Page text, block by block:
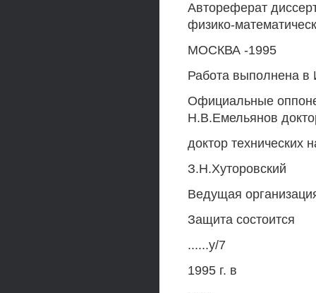
Автореферат
физико-
МОСКВА -1995
Работа выполнена в
Официальные
Н.В.Емельянов
доктор технических
З.Н.Хуторовский
Ведущая
Защита состоится
......у/7
1995 г. в